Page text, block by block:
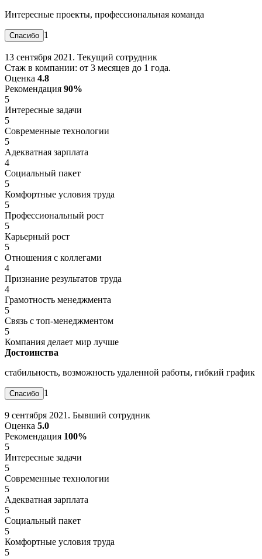
Интересные проекты, профессиональная команда
1
13 сентября 2021. Текущий сотрудник
Стаж в компании: от 3 месяцев до 1 года.
Оценка 4.8
Рекомендация 90%
5
Интересные задачи
5
Современные технологии
5
Адекватная зарплата
4
Социальный пакет
5
Комфортные условия труда
5
Профессиональный рост
5
Карьерный рост
5
Отношения с коллегами
4
Признание результатов труда
4
Грамотность менеджмента
5
Связь с топ-менеджментом
5
Компания делает мир лучше
Достоинства
стабильность, возможность удаленной работы, гибкий график
1
9 сентября 2021. Бывший сотрудник
Оценка 5.0
Рекомендация 100%
5
Интересные задачи
5
Современные технологии
5
Адекватная зарплата
5
Социальный пакет
5
Комфортные условия труда
5